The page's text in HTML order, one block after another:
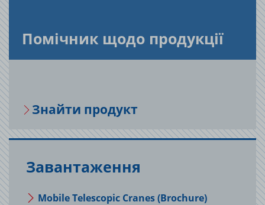
По­мі­чник щодо про­ду­кції
Зна­йти про­дукт
Завантаження
Mobile Telescopic Cranes (Brochure)